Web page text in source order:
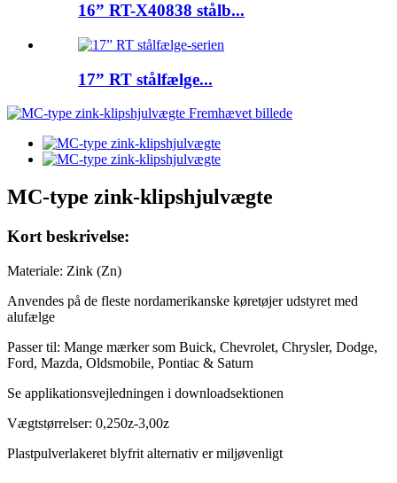
16” RT-X40838 stålb...
17” RT stålfælge...
MC-type zink-klipshjulvægte
Kort beskrivelse:
Materiale: Zink (Zn)
Anvendes på de fleste nordamerikanske køretøjer udstyret med
alufælge
Passer til: Mange mærker som Buick, Chevrolet, Chrysler, Dodge,
Ford, Mazda, Oldsmobile, Pontiac & Saturn
Se applikationsvejledningen i downloadsektionen
Vægtstørrelser: 0,250z-3,00z
Plastpulverlakeret blyfrit alternativ er miljøvenligt